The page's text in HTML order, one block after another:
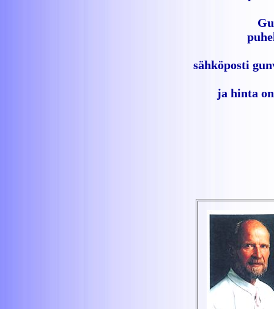
sähköposti
ja hinta